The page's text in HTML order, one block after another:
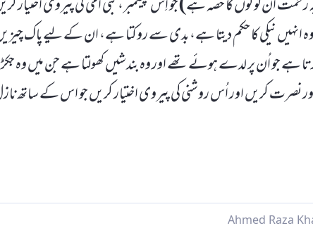
اُن لوگوں کا حصہ ہے) جو اِس پیغمبر، نبی امی کی پیروی اختیار
انہیں نیکی کا حکم دیتا ہے، بدی سے روکتا ہے، ان کے لیے پاک
ہے جو اُن پر لدے ہوئے تھے اور وہ بندشیں کھولتا ہے جن میں وہ
نصرت کریں اور اُس روشنی کی پیروی اختیار کریں جو اس کے ساتھ